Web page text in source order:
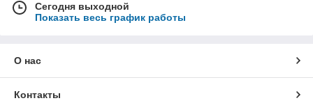
Сегодня выходной
Показать весь график работы
О нас
Контакты